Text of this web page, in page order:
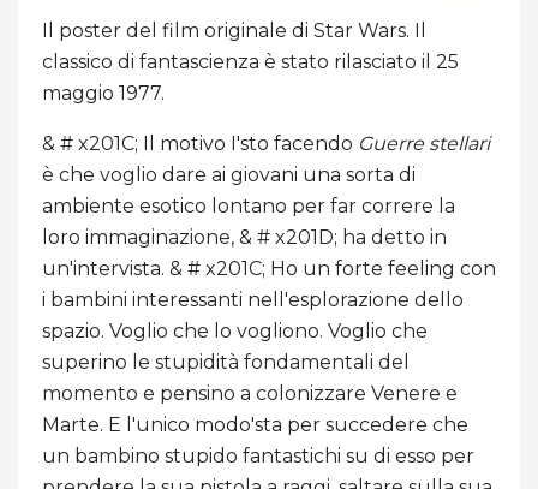
Il poster del film originale di Star Wars. Il
classico di fantascienza è stato rilasciato il 25
maggio 1977.
& # x201C; Il motivo I'sto facendo Guerre stellari
è che voglio dare ai giovani una sorta di
ambiente esotico lontano per far correre la
loro immaginazione, & # x201D; ha detto in
un'intervista. & # x201C; Ho un forte feeling con
i bambini interessanti nell'esplorazione dello
spazio. Voglio che lo vogliono. Voglio che
superino le stupidità fondamentali del
momento e pensino a colonizzare Venere e
Marte. E l'unico modo'sta per succedere che
un bambino stupido fantastichi su di esso per